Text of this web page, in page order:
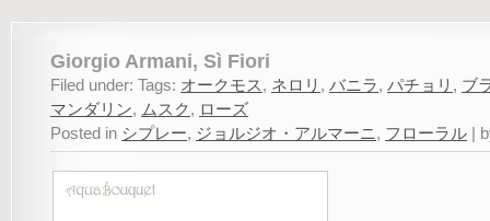
Giorgio Armani, Sì Fiori
Filed under: Tags: オークモス, ネロリ , バニラ, パチョリ , ブ
マンダリン, ムスク, ローズ
Posted in シプレー, ジョルジオ・アルマーニ, フローラル |